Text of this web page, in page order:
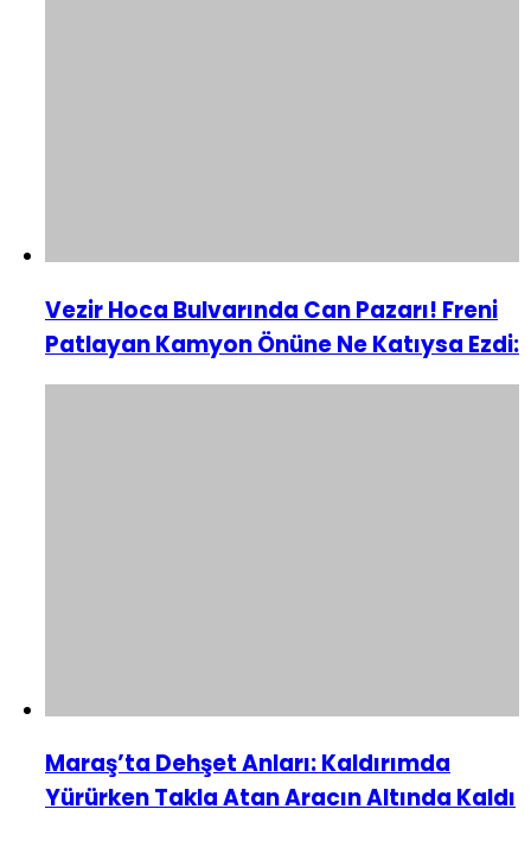
Vezir Hoca Bulvarında Can Pazarı! Freni
Patlayan Kamyon Önüne Ne Katıysa Ezdi:
Maraş’ta Dehşet Anları: Kaldırımda
Yürürken Takla Atan Aracın Altında Kaldı